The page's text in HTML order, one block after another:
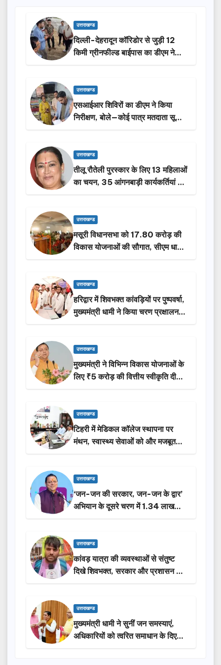
उत्तराखण्ड
दिल्ली-देहरादून कॉरिडोर से जुड़ी 12
किमी ग्रीनफील्ड बाईपास का डीएम ने
किया निरीक्षण…
उत्तराखण्ड
एसआईआर शिविरों का डीएम ने किया
निरीक्षण, बोले—कोई पात्र मतदाता सूची
से न छूटे…
उत्तराखण्ड
तीलू रौतेली पुरस्कार के लिए 13 महिलाओं
का चयन, 35 आंगनबाड़ी कार्यकर्तियां भी
होंगी सम्मानित…
उत्तराखण्ड
मसूरी विधानसभा को 17.80 करोड़ की
विकास योजनाओं की सौगात, सीएम धामी
ने किया लोकार्पण-शिलान्यास.
उत्तराखण्ड
हरिद्वार में शिवभक्त कांवड़ियों पर पुष्पवर्षा,
मुख्यमंत्री धामी ने किया चरण प्रक्षालन…
उत्तराखण्ड
मुख्यमंत्री ने विभिन्न विकास योजनाओं के
लिए ₹5 करोड़ की वित्तीय स्वीकृति दी…
उत्तराखण्ड
टिहरी में मेडिकल कॉलेज स्थापना पर
मंथन, स्वास्थ्य सेवाओं को और मजबूत
करेगी सरकार: मुख्यमंत्री धामी…
उत्तराखण्ड
‘जन-जन की सरकार, जन-जन के द्वार’
अभियान के दूसरे चरण में 1.34 लाख
लोगों की भागीदारी…
उत्तराखण्ड
कांवड़ यात्रा की व्यवस्थाओं से संतुष्ट
दिखे शिवभक्त, सरकार और प्रशासन की
सराहना…
उत्तराखण्ड
मुख्यमंत्री धामी ने सुनीं जन समस्याएं,
अधिकारियों को त्वरित समाधान के दिए
निर्देश